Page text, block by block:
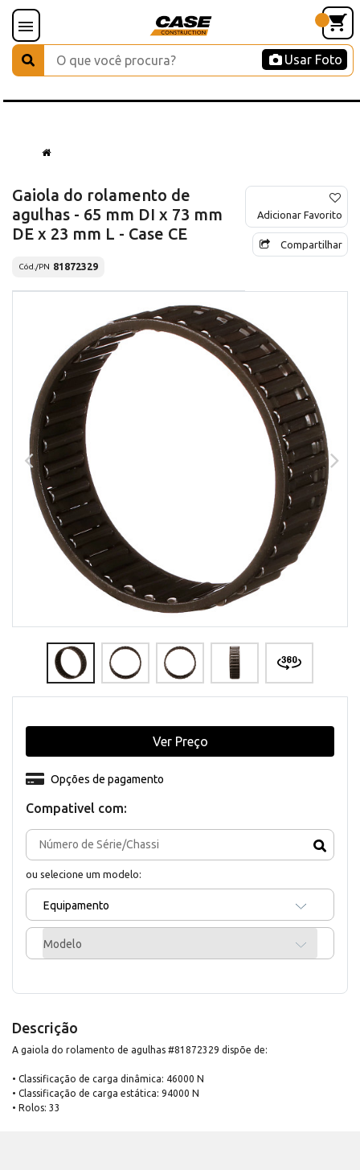
Usar Foto
Gaiola do rolamento de
agulhas - 65 mm DI x 73 mm
DE x 23 mm L - Case CE
Cód./PN 81872329
Adicionar Favorito
Compartilhar
Compativel com:
ou selecione um modelo:
Equipamento
Modelo
Opções de pagamento
Ver Preço
Descrição
A gaiola do rolamento de agulhas #81872329 dispõe de:
• Classificação de carga dinâmica: 46000 N
• Classificação de carga estática: 94000 N
• Rolos: 33